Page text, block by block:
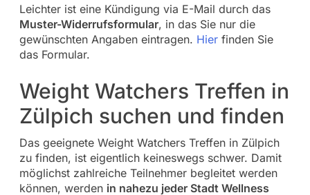
Leichter ist eine Kündigung via E-Mail durch das
Muster-Widerrufsformular, in das Sie nur die
gewünschten Angaben eintragen. Hierfinden Sie
das Formular.
Weight Watchers Treffen in
Zülpich suchen und finden
Das geeignete Weight Watchers Treffen in Zülpich
zu finden, ist eigentlich keineswegs schwer. Damit
möglichst zahlreiche Teilnehmer begleitet werden
können, werden in nahezu jeder Stadt Wellness